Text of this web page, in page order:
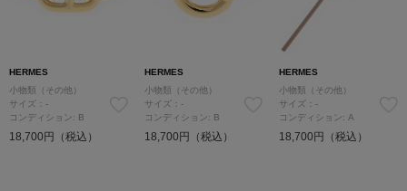
HERMES
小物類（その他）
サイズ：-
コンディション: B
18,700円（税込）
HERMES
小物類（その他）
サイズ：-
コンディション: B
18,700円（税込）
HERMES
小物類（その他）
サイズ：-
コンディション: A
18,700円（税込）